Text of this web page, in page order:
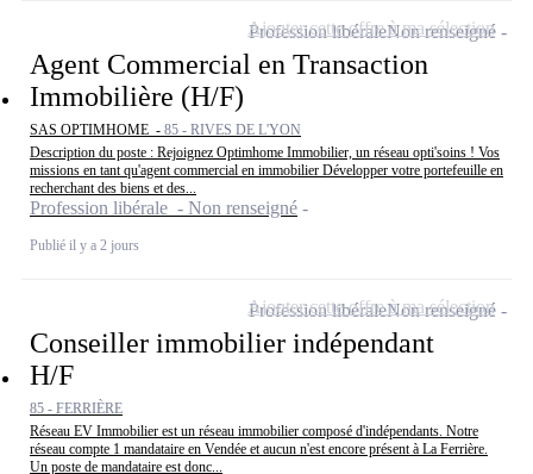
Agent Commercial en Transaction
Immobilière (H/F)
SAS OPTIMHOME - 85 - RIVES DE L'YON
Description du poste : Rejoignez Optimhome Immobilier, un réseau opti'soins ! Vos
missions en tant qu'agent commercial en immobilier Développer votre portefeuille en
recherchant des biens et des...
Profession libérale - Non renseigné
Publié il y a 2 jours
Profession libéraleNon renseigné
Ajouter cette offre à ma sélection
Conseiller immobilier indépendant
H/F
85 - FERRIÈRE
Réseau EV Immobilier est un réseau immobilier composé d'indépendants. Notre
réseau compte 1 mandataire en Vendée et aucun n'est encore présent à La Ferrière.
Un poste de mandataire est donc...
Profession libéraleNon renseigné
Ajouter cette offre à ma sélection